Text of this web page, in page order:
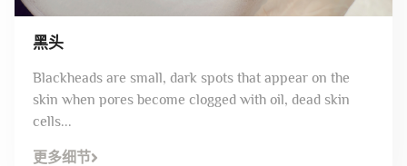
黑头
Blackheads are small, dark spots that appear on the
skin when pores become clogged with oil, dead skin
cells...
更多细节